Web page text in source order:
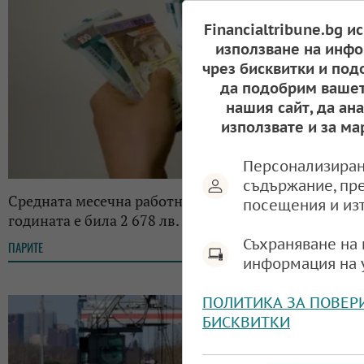
Средната месечна работна заплата у нас в края на
годината e била 2 678 лв.
ПАРИТЕ 12:59, 13.02.2026
Financialtribune.bg
използване на
чрез бисквитки и
да подобрим
нашия сайт, да
използвате и за
съдържание,
посещения и
Съхраняване
информация на
ПОЛИТИКА ЗА
БИСКВИТКИ